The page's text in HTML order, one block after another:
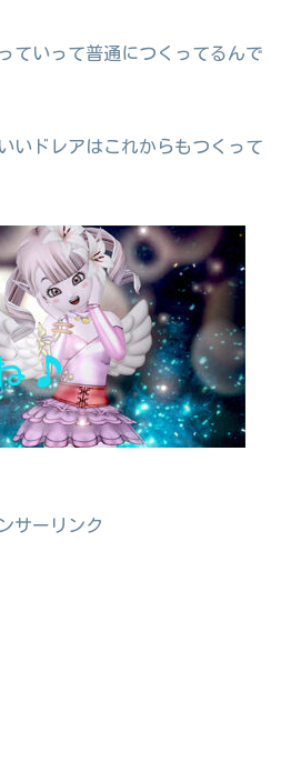
ていって普通につくってるんで
いドレアはこれからもつくって
サーリンク